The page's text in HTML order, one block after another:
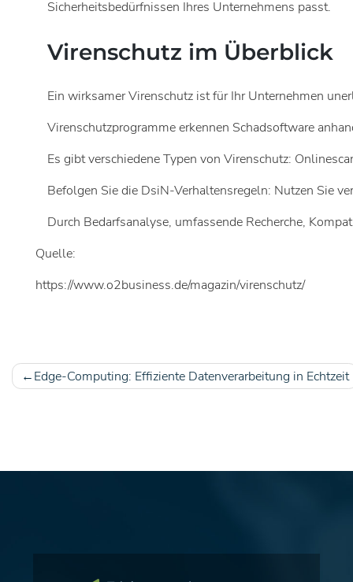
Sicherheitsbedürfnissen Ihres Unternehmens passt.
Virenschutz im Überblick
Ein wirksamer Virenschutz ist für Ihr Unternehmen
Virenschutzprogramme erkennen Schadsoftware
Es gibt verschiedene Typen von Virenschutz:
Befolgen Sie die DsiN-Verhaltensregeln: Nutzen Sie
Durch Bedarfsanalyse, umfassende Recherche,
Quelle:
https://www.o2business.de/magazin/virenschutz/
Beitragsnavigation
Edge-Computing: Effiziente Datenverarbeitung in Echtzeit